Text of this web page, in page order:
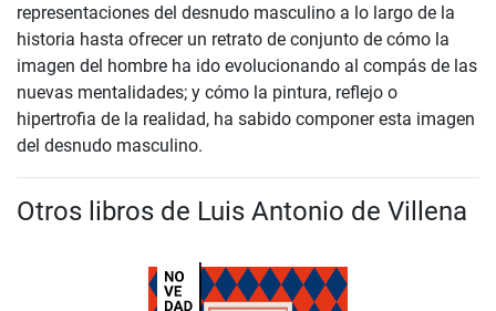
representaciones del desnudo masculino a lo largo de la
historia hasta ofrecer un retrato de conjunto de cómo la
imagen del hombre ha ido evolucionando al compás de las
nuevas mentalidades; y cómo la pintura, reflejo o
hipertrofia de la realidad, ha sabido componer esta imagen
del desnudo masculino.
Otros libros de Luis Antonio de Villena